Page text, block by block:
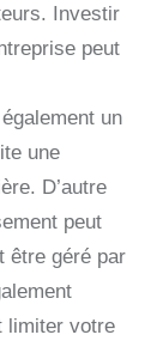
Investir
peut
un
une
D’autre
peut
être géré par
limiter votre